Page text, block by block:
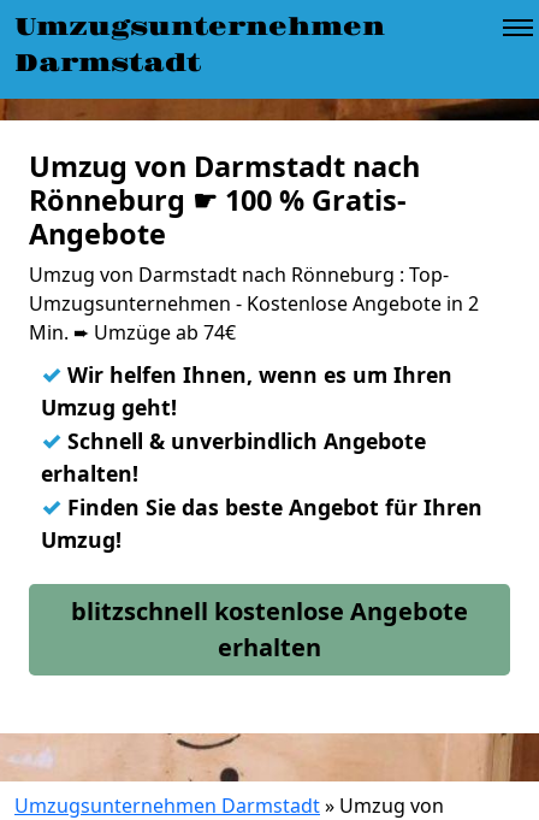
Umzugsunternehmen
Darmstadt
Umzug von Darmstadt nach
Rönneburg ☛ 100 % Gratis-
Angebote
Umzug von Darmstadt nach Rönneburg : Top-
Umzugsunternehmen - Kostenlose Angebote in 2
Min. ➨ Umzüge ab 74€
✓ Wir helfen Ihnen, wenn es um Ihren
Umzug geht!
✓ Schnell & unverbindlich Angebote
erhalten!
✓ Finden Sie das beste Angebot für Ihren
Umzug!
blitzschnell kostenlose Angebote
erhalten
Umzugsunternehmen Darmstadt» Umzug von